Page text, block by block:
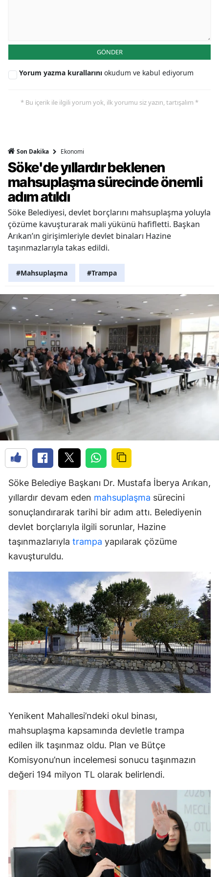
GÖNDER
Yorum yazma kurallarını okudum ve kabul ediyorum
* Bu içerik ile ilgili yorum yok, ilk yorumu siz yazın, tartışalım *
Son Dakika Ekonomi
Söke'de yıllardır beklenen
mahsuplaşma sürecinde önemli
adım atıldı
Söke Belediyesi, devlet borçlarını mahsuplaşma yoluyla
çözüme kavuşturarak mali yükünü hafifletti. Başkan
Arıkan’ın girişimleriyle devlet binaları Hazine
taşınmazlarıyla takas edildi.
#Mahsuplaşma #Trampa
Söke Belediye Başkanı Dr. Mustafa İberya Arıkan,
yıllardır devam eden mahsuplaşma sürecini
sonuçlandırarak tarihi bir adım attı. Belediyenin
devlet borçlarıyla ilgili sorunlar, Hazine
taşınmazlarıyla trampa yapılarak çözüme
kavuşturuldu.
Yenikent Mahallesi’ndeki okul binası,
mahsuplaşma kapsamında devletle trampa
edilen ilk taşınmaz oldu. Plan ve Bütçe
Komisyonu’nun incelemesi sonucu taşınmazın
değeri 194 milyon TL olarak belirlendi.